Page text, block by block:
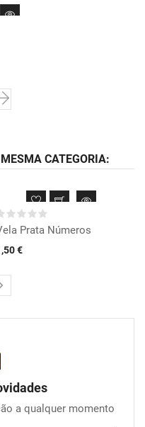
CATEGORIA:
Prata Números
€
a qualquer momento